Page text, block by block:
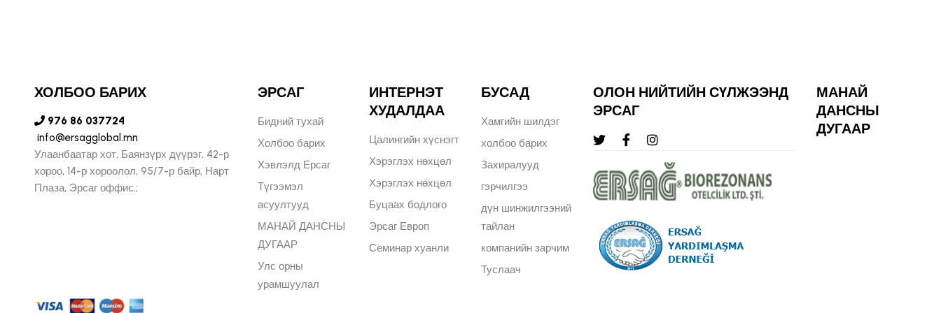
ХОЛБОО БАРИХ
976 86 037724
info@ersagglobal.mn
Улаанбаатар хот, Баянзүрх дүүрэг, 42-р
хороо, 14-р хороолол, 95/7-р байр, Нарт
Плаза, Эрсаг оффис.;
ЭРСАГ
Бидний тухай
Холбоо барих
Хэвлэлд Ерсаг
Түгээмэл
асуултууд
МАНАЙ ДАНСНЫ
ДУГААР
Улс орны
урамшуулал
ИНТЕРНЭТ
ХУДАЛДАА
Цалингийн хүснэгт
Хэрэглэх нөхцөл
Хэрэглэх нөхцөл
Буцаах бодлого
Эрсаг Европ
Семинар хуанли
БУСАД
Хамгийн шилдэг
холбоо барих
Захиралууд
гэрчилгээ
дүн шинжилгээний
тайлан
компанийн зарчим
Туслаач
ОЛОН НИЙТИЙН СҮЛЖЭЭНД
ЭРСАГ
МАНАЙ
ДАНСНЫ
ДУГААР